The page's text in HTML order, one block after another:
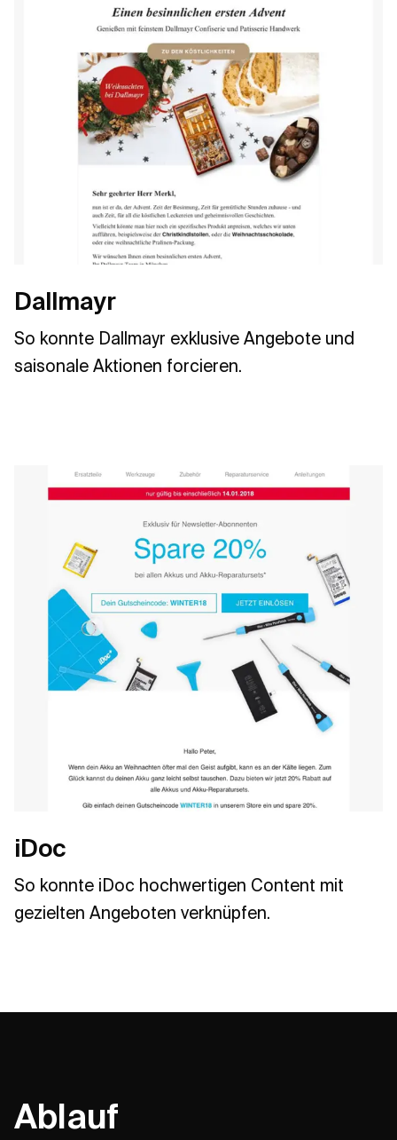
Dallmayr
So konnte Dallmayr exklusive Angebote und
saisonale Aktionen forcieren.
iDoc
So konnte iDoc hochwertigen Content mit
gezielten Angeboten verknüpfen.
Ablauf